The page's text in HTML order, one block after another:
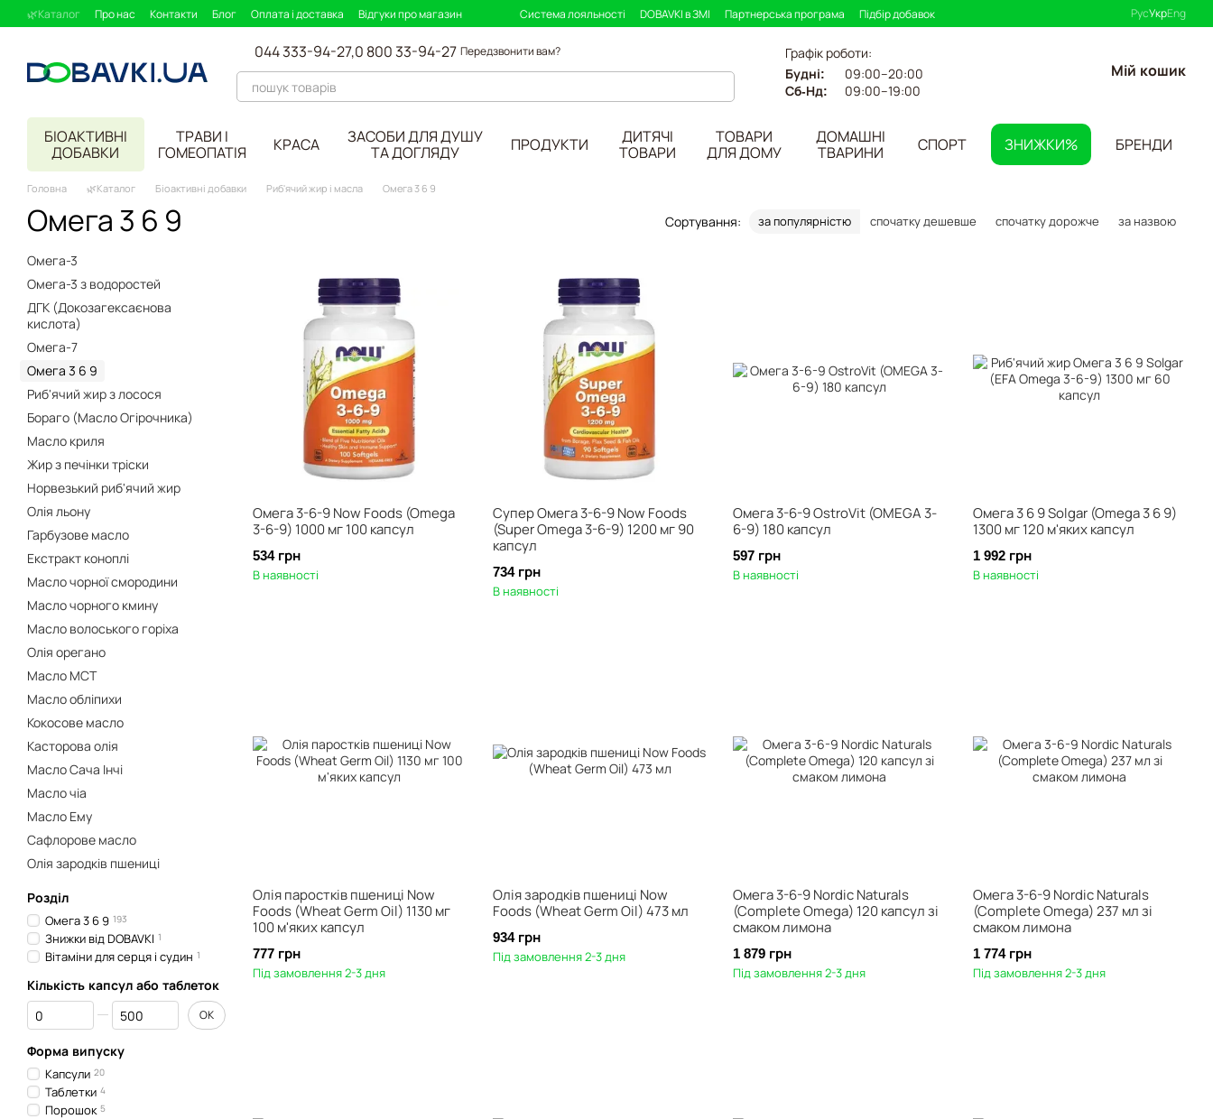
Перейти до основного контенту
🌿Каталог Про нас Контакти Блог Оплата і доставка Відгуки про магазин Система лояльності DOBAVKI в ЗМІ Партнерська програма Підбір добавок РусУкрEng
044 333-94-27,0 800 33-94-27 Передзвонити вам? Графік роботи:
Будні: 09:00–20:00
Сб-Нд: 09:00–19:00
Мій кошик
БІОАКТИВНІ
ДОБАВКИ
ТРАВИ І
ГОМЕОПАТІЯ
КРАСА
ЗАСОБИ ДЛЯ ДУШУ
ТА ДОГЛЯДУ
ПРОДУКТИ
ДИТЯЧІ
ТОВАРИ
ТОВАРИ
ДЛЯ ДОМУ
ДОМАШНІ
ТВАРИНИ
СПОРТ ЗНИЖКИ% БРЕНДИ
Головна 🌿Каталог Біоактивні добавки Риб'ячий жир і масла Омега 3 6 9
Омега 3 6 9 Сортування: за популярністю спочатку дешевше спочатку дорожче за назвою
Омега 3-6-9 Now Foods (Omega
3-6-9) 1000 мг 100 капсул
534 грн
В наявності
Супер Омега 3-6-9 Now Foods
(Super Omega 3-6-9) 1200 мг 90
капсул
734 грн
В наявності
Омега 3-6-9 OstroVit (OMEGA 3-
6-9) 180 капсул
597 грн
В наявності
Омега 3 6 9 Solgar (Omega 3 6 9)
1300 мг 120 м'яких капсул
1 992 грн
В наявності
Олія паростків пшениці Now
Foods (Wheat Germ Oil) 1130 мг
100 м'яких капсул
777 грн
Під замовлення 2-3 дня
Олія зародків пшениці Now
Foods (Wheat Germ Oil) 473 мл
934 грн
Під замовлення 2-3 дня
Омега 3-6-9 Nordic Naturals
(Complete Omega) 120 капсул зі
смаком лимона
1 879 грн
Під замовлення 2-3 дня
Омега 3-6-9 Nordic Naturals
(Complete Omega) 237 мл зі
смаком лимона
1 774 грн
Під замовлення 2-3 дня
Омега-3
Омега-3 з водоростей
ДГК (Докозагексаєнова
кислота)
Омега-7
Омега 3 6 9
Риб'ячий жир з лосося
Бораго (Масло Огірочника)
Масло криля
Жир з печінки тріски
Норвезький риб'ячий жир
Олія льону
Гарбузове масло
Екстракт коноплі
Масло чорної смородини
Масло чорного кмину
Масло волоського горіха
Олія орегано
Масло МСТ
Масло обліпихи
Кокосове масло
Касторова олія
Масло Сача Інчі
Масло чіа
Масло Ему
Сафлорове масло
Олія зародків пшениці
Розділ
Омега 3 6 9 193
Знижки від DOBAVKI 1
Вітаміни для серця і судин 1
Кількість капсул або таблеток
Від Кількість капсул або таблеток
До Кількість капсул або таблеток
ОК
Форма випуску
Капсули 20
Таблетки 4
Порошок 5